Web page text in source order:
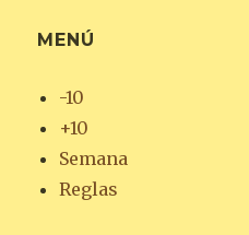
MENÚ
-10
+10
Semana
Reglas